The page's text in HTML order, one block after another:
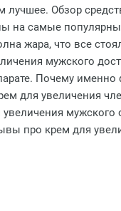
Обзор
на самые
жара, что все
мужского
Почему
для увеличения
мужского
про крем для